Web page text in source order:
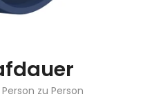
zu Person